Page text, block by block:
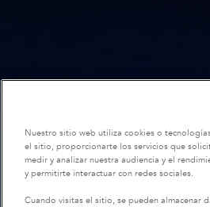
Nuestro sitio web utiliza cookies o
el sitio, proporcionarte los servicios que
medir y analizar nuestra audiencia y el
y permitirte interactuar con redes sociales.
Cuando visitas el sitio, se pueden almacenar